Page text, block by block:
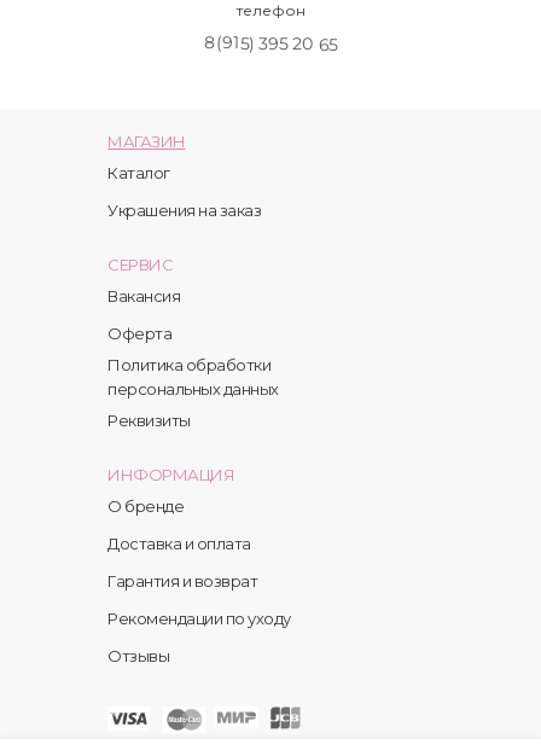
телефон
8(915) 395 20 65
Каталог
МАГАЗИН
ИНФОРМАЦИЯ
СЕРВИС
Украшения на заказ
О бренде
Доставка и оплата
Гарантия и возврат
Рекомендации по уходу
Отзывы
Вакансия
Оферта
Политика обработки
персональных данных
Реквизиты